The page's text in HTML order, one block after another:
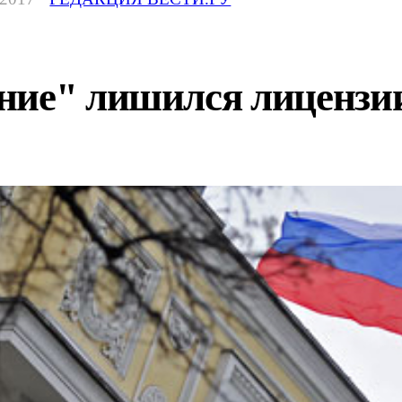
лишился